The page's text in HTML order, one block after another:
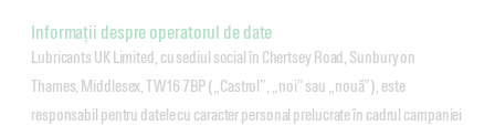
Informații despre operatorul de date
Lubricants UK Limited, cu sediul social în Chertsey Road, Sunbury on
Thames, Middlesex, TW16 7BP („Castrol”, „noi” sau „nouă”), este
responsabil pentru datele cu caracter personal prelucrate în cadrul campaniei